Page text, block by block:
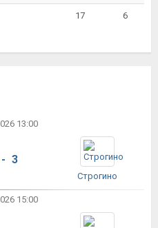
17 6
13:00
3
Строгино
15:00